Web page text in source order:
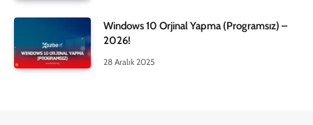
Windows 10 Orjinal Yapma (Programsız) –
2026!
28 Aralık 2025